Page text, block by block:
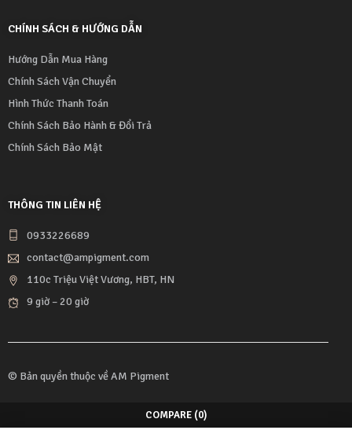
CHÍNH SÁCH & HƯỚNG DẪN
Hướng Dẫn Mua Hàng
Chính Sách Vận Chuyển
Hình Thức Thanh Toán
Chính Sách Bảo Hành & Đổi Trả
Chính Sách Bảo Mật
THÔNG TIN LIÊN HỆ
0933226689
contact@ampigment.com
110c Triệu Việt Vương, HBT, HN
9 giờ – 20 giờ
© Bản quyền thuộc vềAM Pigment
COMPARE (0)